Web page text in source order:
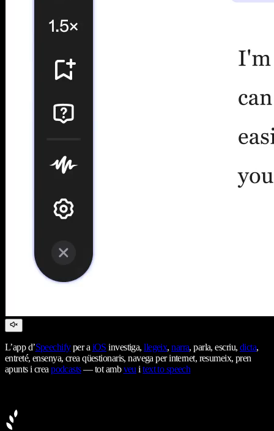
L’app d’Speechifyper aiOS investiga,llegeix,narra, parla, escriu, dicta,
entreté, ensenya, crea qüestionaris, navega per internet, resumeix, pren
apunts i creapodcasts— tot ambveuitext to speech